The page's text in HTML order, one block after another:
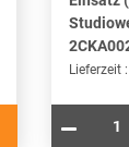
Lieferzeit :